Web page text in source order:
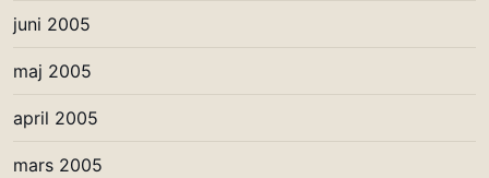
juni 2005
maj 2005
april 2005
mars 2005